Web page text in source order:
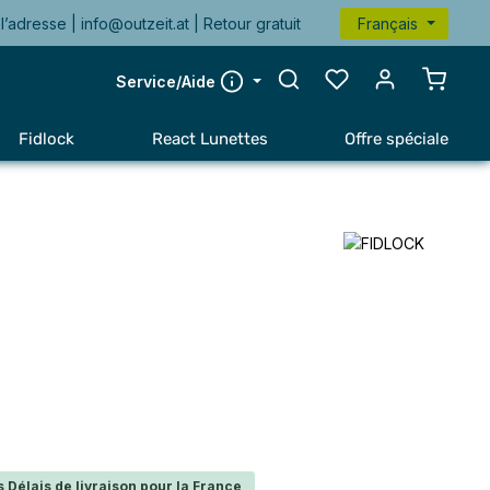
|info@outzeit.at | Retour gratuit Français
Service/Aide
Le
Fidlock React Lunettes Offre spéciale
Délais de livraison pour la France